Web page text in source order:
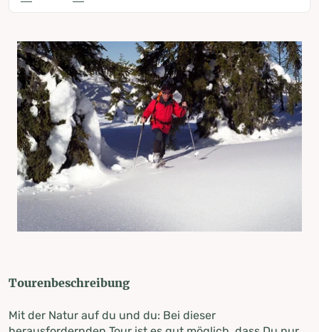
Tourenbeschreibung
Mit der Natur auf du und du: Bei dieser